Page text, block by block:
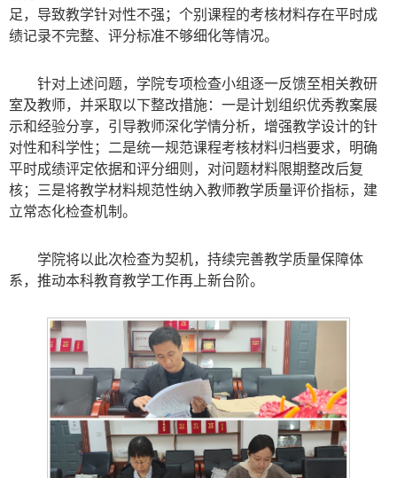
足，导致教学针对性不强；个别课程的考核材料存在平时成
绩记录不完整、评分标准不够细化等情况。
针对上述问题，学院专项检查小组逐一反馈至相关教研
室及教师，并采取以下整改措施：一是计划组织优秀教案展
示和经验分享，引导教师深化学情分析，增强教学设计的针
对性和科学性；二是统一规范课程考核材料归档要求，明确
平时成绩评定依据和评分细则，对问题材料限期整改后复
核；三是将教学材料规范性纳入教师教学质量评价指标，建
立常态化检查机制。
学院将以此次检查为契机，持续完善教学质量保障体
系，推动本科教育教学工作再上新台阶。